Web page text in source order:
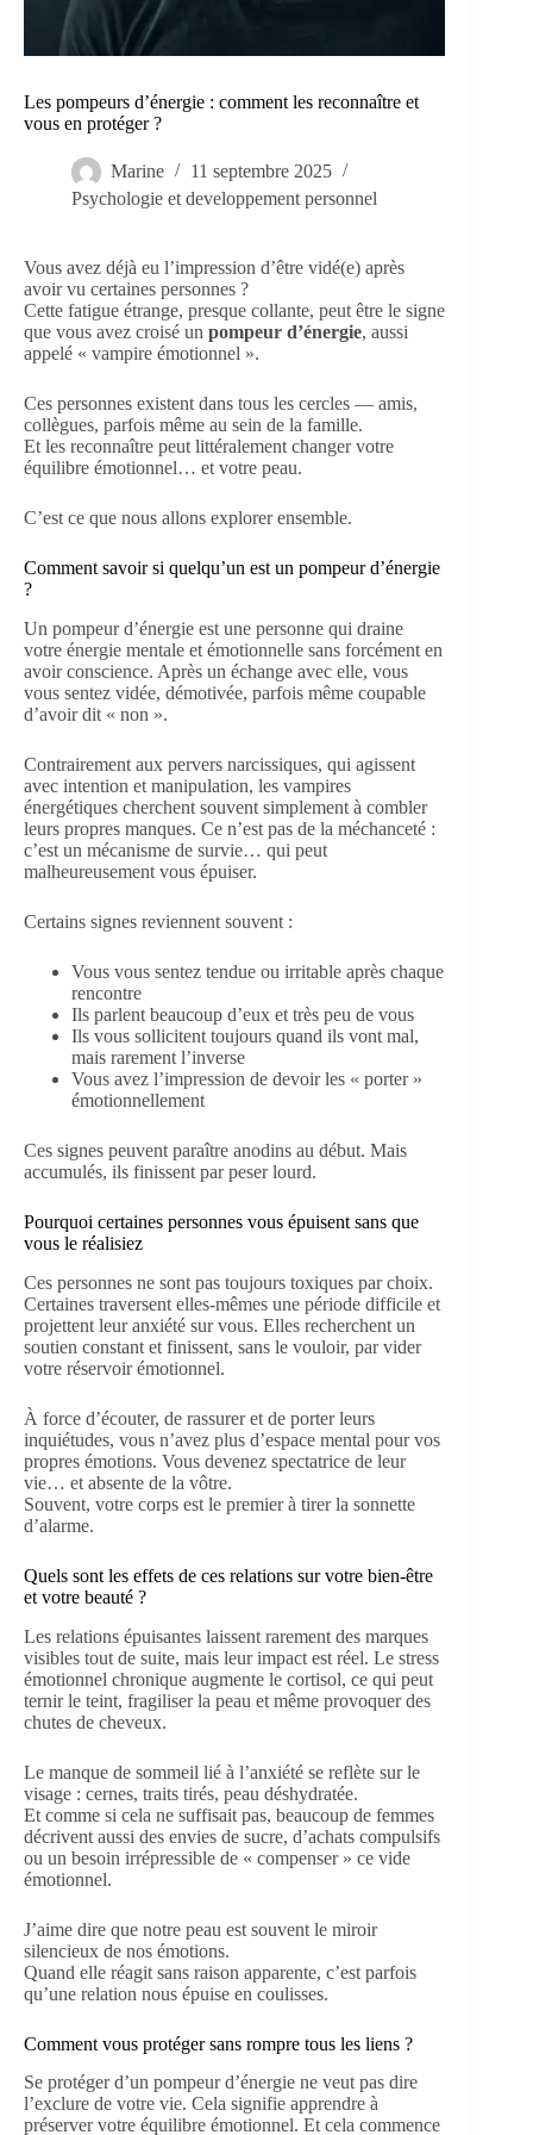
Les pompeurs d’énergie : comment les reconnaître et
vous en protéger ?
Marine
11 septembre 2025
Psychologie et developpement personnel
Vous avez déjà eu l’impression d’être vidé(e) après
avoir vu certaines personnes ?
Cette fatigue étrange, presque collante, peut être le signe
que vous avez croisé un pompeur d’énergie, aussi
appelé « vampire émotionnel ».
Ces personnes existent dans tous les cercles — amis,
collègues, parfois même au sein de la famille.
Et les reconnaître peut littéralement changer votre
équilibre émotionnel… et votre peau.
C’est ce que nous allons explorer ensemble.
Comment savoir si quelqu’un est un pompeur d’énergie
?
Un pompeur d’énergie est une personne qui draine
votre énergie mentale et émotionnelle sans forcément en
avoir conscience. Après un échange avec elle, vous
vous sentez vidée, démotivée, parfois même coupable
d’avoir dit « non ».
Contrairement aux pervers narcissiques, qui agissent
avec intention et manipulation, les vampires
énergétiques cherchent souvent simplement à combler
leurs propres manques. Ce n’est pas de la méchanceté :
c’est un mécanisme de survie… qui peut
malheureusement vous épuiser.
Certains signes reviennent souvent :
Vous vous sentez tendue ou irritable après chaque
rencontre
Ils parlent beaucoup d’eux et très peu de vous
Ils vous sollicitent toujours quand ils vont mal,
mais rarement l’inverse
Vous avez l’impression de devoir les « porter »
émotionnellement
Ces signes peuvent paraître anodins au début. Mais
accumulés, ils finissent par peser lourd.
Pourquoi certaines personnes vous épuisent sans que
vous le réalisiez
Ces personnes ne sont pas toujours toxiques par choix.
Certaines traversent elles-mêmes une période difficile et
projettent leur anxiété sur vous. Elles recherchent un
soutien constant et finissent, sans le vouloir, par vider
votre réservoir émotionnel.
À force d’écouter, de rassurer et de porter leurs
inquiétudes, vous n’avez plus d’espace mental pour vos
propres émotions. Vous devenez spectatrice de leur
vie… et absente de la vôtre.
Souvent, votre corps est le premier à tirer la sonnette
d’alarme.
Quels sont les effets de ces relations sur votre bien-être
et votre beauté ?
Les relations épuisantes laissent rarement des marques
visibles tout de suite, mais leur impact est réel. Le stress
émotionnel chronique augmente le cortisol, ce qui peut
ternir le teint, fragiliser la peau et même provoquer des
chutes de cheveux.
Le manque de sommeil lié à l’anxiété se reflète sur le
visage : cernes, traits tirés, peau déshydratée.
Et comme si cela ne suffisait pas, beaucoup de femmes
décrivent aussi des envies de sucre, d’achats compulsifs
ou un besoin irrépressible de « compenser » ce vide
émotionnel.
J’aime dire que notre peau est souvent le miroir
silencieux de nos émotions.
Quand elle réagit sans raison apparente, c’est parfois
qu’une relation nous épuise en coulisses.
Comment vous protéger sans rompre tous les liens ?
Se protéger d’un pompeur d’énergie ne veut pas dire
l’exclure de votre vie. Cela signifie apprendre à
préserver votre équilibre émotionnel. Et cela commence